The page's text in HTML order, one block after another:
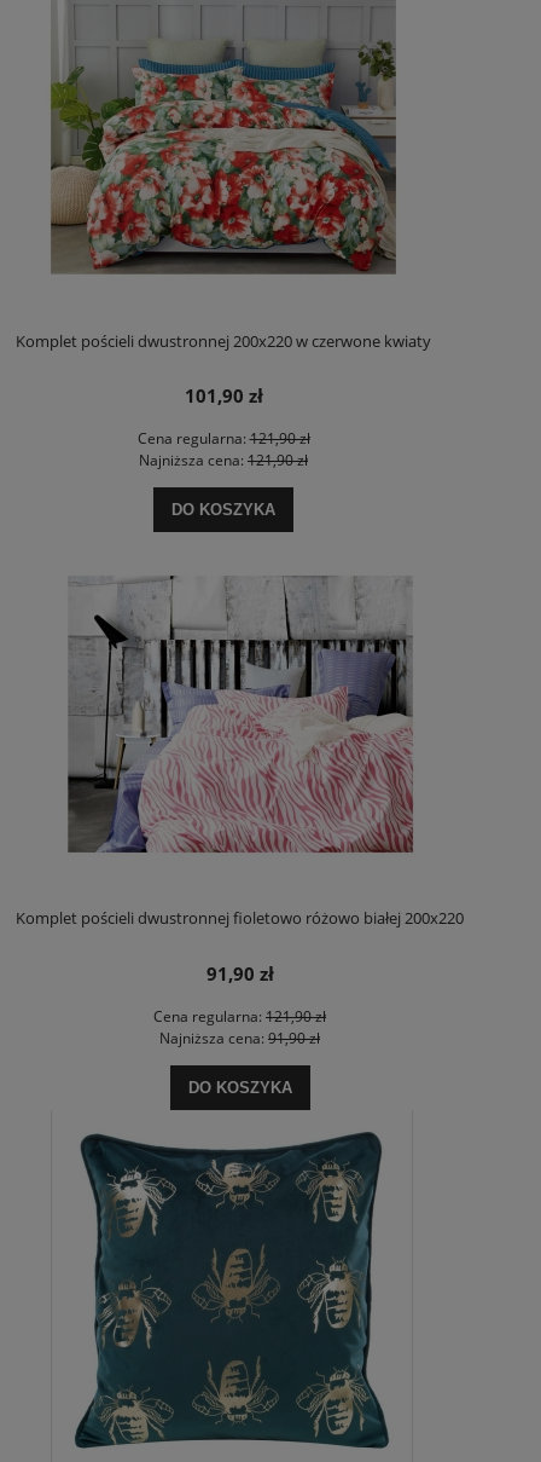
Komplet pościeli dwustronnej 200x220 w czerwone kwiaty
101,90 zł
Cena regularna:121,90 zł
Najniższa cena: 121,90 zł
DO KOSZYKA
Komplet pościeli dwustronnej fioletowo różowo białej 200x220
91,90 zł
Cena regularna: 121,90 zł
Najniższa cena: 91,90 zł
DO KOSZYKA